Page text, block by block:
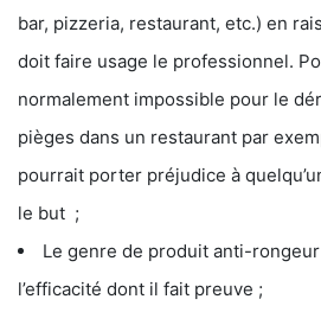
bar, pizzeria, restaurant, etc.) en
doit faire usage le professionnel.
normalement impossible pour le
pièges dans un restaurant par
pourrait porter préjudice à
le but ;
Le genre de produit anti-
l’efficacité dont il fait preuve ;